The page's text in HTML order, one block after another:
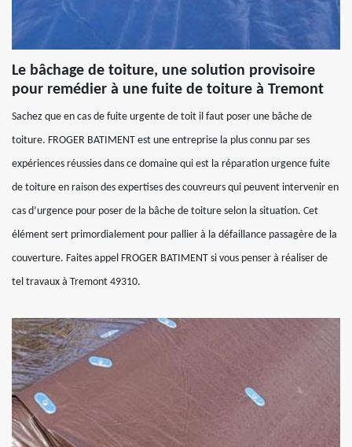
Le bâchage de toiture, une solution provisoire
pour remédier à une fuite de toiture à Tremont
Sachez que en cas de fuite urgente de toit il faut poser une bâche de
toiture. FROGER BATIMENT est une entreprise la plus connu par ses
expériences réussies dans ce domaine qui est la réparation urgence fuite
de toiture en raison des expertises des couvreurs qui peuvent intervenir en
cas d’urgence pour poser de la bâche de toiture selon la situation. Cet
élément sert primordialement pour pallier à la défaillance passagère de la
couverture. Faites appel FROGER BATIMENT si vous penser à réaliser de
tel travaux à Tremont 49310.